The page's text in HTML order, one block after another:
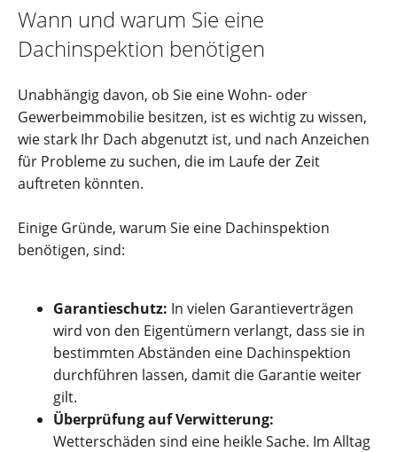
Wann und warum Sie eine
Dachinspektion benötigen
Unabhängig davon, ob Sie eine Wohn- oder
Gewerbeimmobilie besitzen, ist es wichtig zu wissen,
wie stark Ihr Dach abgenutzt ist, und nach Anzeichen
für Probleme zu suchen, die im Laufe der Zeit
auftreten könnten.
Einige Gründe, warum Sie eine Dachinspektion
benötigen, sind:
Garantieschutz: In vielen Garantieverträgen
wird von den Eigentümern verlangt, dass sie in
bestimmten Abständen eine Dachinspektion
durchführen lassen, damit die Garantie weiter
gilt.
Überprüfung auf Verwitterung:
Wetterschäden sind eine heikle Sache. Im Alltag